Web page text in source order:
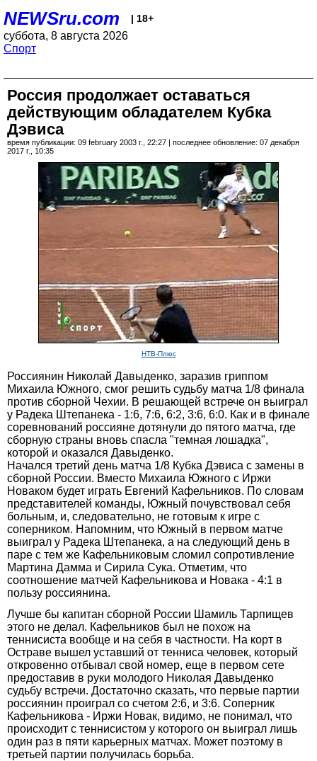
NEWSru.com | 18+
суббота, 8 августа 2026
Спорт
Россия продолжает оставаться
действующим обладателем Кубка
Дэвиса
время публикации: 09 february 2003 г., 22:27 | последнее обновление: 07 декабря
2017 г., 10:35
НТВ-Плюс
Россиянин Николай Давыденко, заразив гриппом
Михаила Южного, смог решить судьбу матча 1/8 финала
против сборной Чехии. В решающей встрече он выиграл
у Радека Штепанека - 1:6, 7:6, 6:2, 3:6, 6:0. Как и в финале
соревнований россияне дотянули до пятого матча, где
сборную страны вновь спасла "темная лошадка",
которой и оказался Давыденко.
Начался третий день матча 1/8 Кубка Дэвиса с замены в
сборной России. Вместо Михаила Южного с Иржи
Новаком будет играть Евгений Кафельников. По словам
представителей команды, Южный почувствовал себя
больным, и, следовательно, не готовым к игре с
соперником. Напомним, что Южный в первом матче
выиграл у Радека Штепанека, а на следующий день в
паре с тем же Кафельниковым сломил сопротивление
Мартина Дамма и Сирила Сука. Отметим, что
соотношение матчей Кафельникова и Новака - 4:1 в
пользу россиянина.
Лучше бы капитан сборной России Шамиль Тарпищев
этого не делал. Кафельников был не похож на
теннисиста вообще и на себя в частности. На корт в
Остраве вышел уставший от тенниса человек, который
откровенно отбывал свой номер, еще в первом сете
предоставив в руки молодого Николая Давыденко
судьбу встречи. Достаточно сказать, что первые партии
россиянин проиграл со счетом 2:6, и 3:6. Соперник
Кафельникова - Иржи Новак, видимо, не понимал, что
происходит с теннисистом у которого он выиграл лишь
один раз в пяти карьерных матчах. Может поэтому в
третьей партии получилась борьба.